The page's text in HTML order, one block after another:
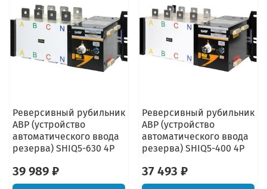
Реверсивный рубильник
АВР (устройство
автоматического ввода
резерва) SHIQ5-630 4P
39 989 ₽
Реверсивный рубильник
АВР (устройство
автоматического ввода
резерва) SHIQ5-400 4P
37 493 ₽